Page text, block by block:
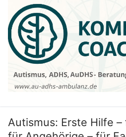
Inhalt
springen
Autismus: Erste Hilfe